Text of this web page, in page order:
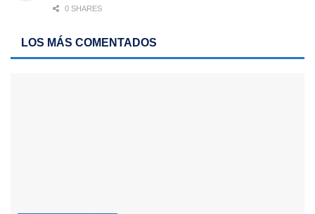
0 SHARES
LOS MÁS COMENTADOS